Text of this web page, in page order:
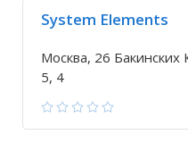
System Elements
Москва, 26 Бакинских
5, 4